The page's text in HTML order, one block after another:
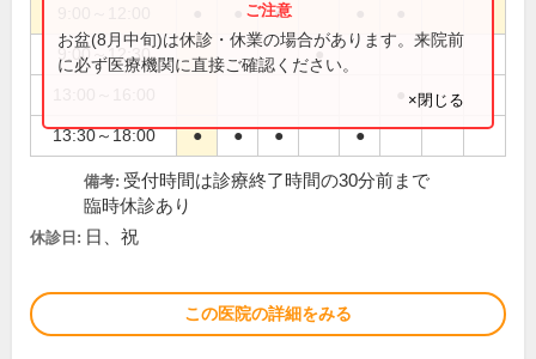
●
9:00～12:30 ●
13:30～18:00 ● ● ● ●
お盆(8月中旬)は休診・休業の場合があります。来院前
に必ず医療機関に直接ご確認ください。
×閉じる
備考: 受付時間は診療終了時間の30分前まで
臨時休診あり
休診日: 日、祝
この医院の詳細をみる